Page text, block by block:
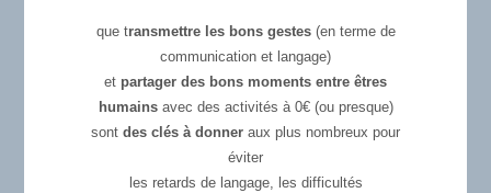
que transmettre les bons gestes(en terme de
communication et langage)
et partager des bons moments entre êtres
humainsavec des activités à 0€ (ou presque)
sont des clés à donner aux plus nombreux pour
éviter
les retards de langage, les difficultés